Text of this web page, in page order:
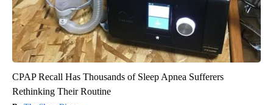
CPAP Recall Has Thousands of Sleep Apnea Sufferers
Rethinking Their Routine